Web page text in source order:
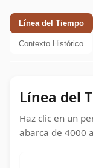
Línea del Tiempo
Contexto Histórico
Línea del
Haz clic en un
abarca de 4000